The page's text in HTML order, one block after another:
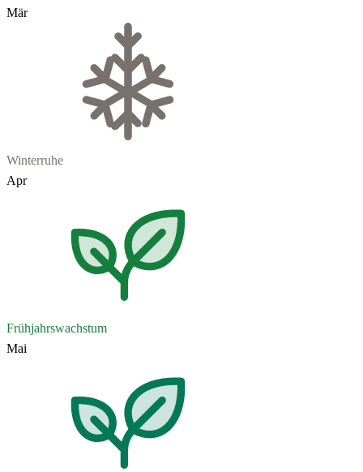
Mär
Winterruhe
Apr
Frühjahrswachstum
Mai